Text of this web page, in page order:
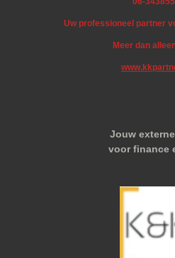
Uw professioneel partner
Meer dan
Jouw
voor finance